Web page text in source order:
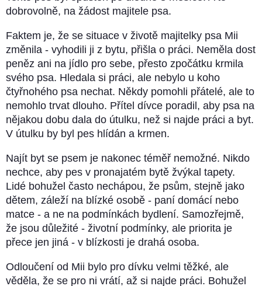
dobrovolně, na žádost majitele psa.
Faktem je, že se situace v životě majitelky psa Mii
změnila - vyhodili ji z bytu, přišla o práci. Neměla dost
peněz ani na jídlo pro sebe, přesto zpočátku krmila
svého psa. Hledala si práci, ale nebylo u koho
čtyřnohého psa nechat. Někdy pomohli přátelé, ale to
nemohlo trvat dlouho. Přítel dívce poradil, aby psa na
nějakou dobu dala do útulku, než si najde práci a byt.
V útulku by byl pes hlídán a krmen.
Najít byt se psem je nakonec téměř nemožné. Nikdo
nechce, aby pes v pronajatém bytě žvýkal tapety.
Lidé bohužel často nechápou, že psům, stejně jako
dětem, záleží na blízké osobě - paní domácí nebo
matce - a ne na podmínkách bydlení. Samozřejmě,
že jsou důležité - životní podmínky, ale priorita je
přece jen jiná - v blízkosti je drahá osoba.
Odloučení od Mii bylo pro dívku velmi těžké, ale
věděla, že se pro ni vrátí, až si najde práci. Bohužel